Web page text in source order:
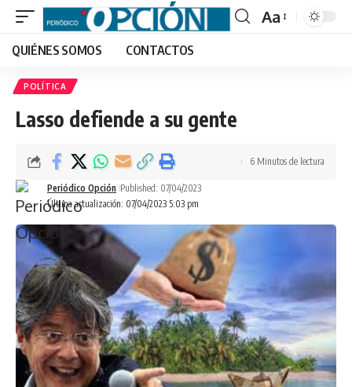
Font
Aa
QUIÉNES SOMOS CONTACTOS
POLÍTICA
Lasso defiende a su gente
Última actualización: 07/04/2023 5:03 pm
Periódico Opción Published: 07/04/2023
6 Minutos de lectura